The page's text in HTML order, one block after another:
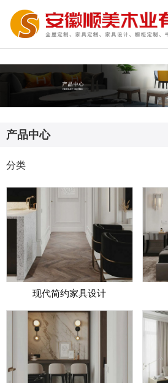
产品中心
分类
现代简约家具设计